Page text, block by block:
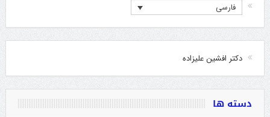
فارسی
دکتر افشین علیزاده
دسته ها